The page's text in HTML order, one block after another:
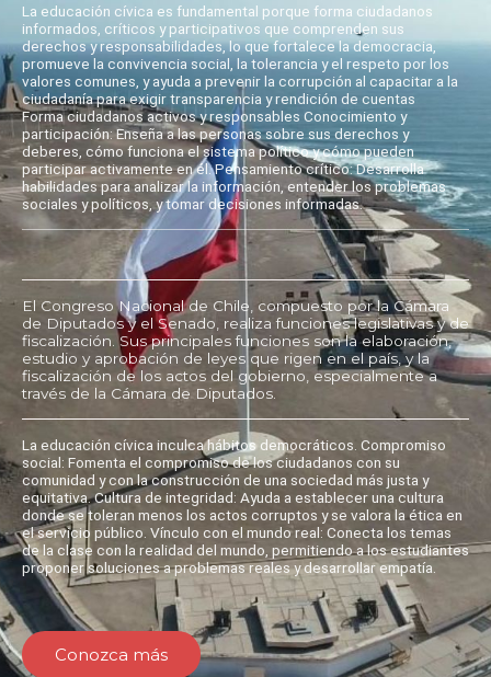
La educación cívica es fundamental porque forma ciudadanos
informados, críticos y participativos que comprenden sus
derechos y responsabilidades, lo que fortalece la democracia,
promueve la convivencia social, la tolerancia y el respeto por los
valores comunes, y ayuda a prevenir la corrupción al capacitar a la
ciudadanía para exigir transparencia y rendición de cuentas
Forma ciudadanos activos y responsables Conocimiento y
participación: Enseña a las personas sobre sus derechos y
deberes, cómo funciona el sistema político y cómo pueden
participar activamente en él. Pensamiento crítico: Desarrolla
habilidades para analizar la información, entender los problemas
sociales y políticos, y tomar decisiones informadas.
El Congreso Nacional de Chile, compuesto por la Cámara
de Diputados y el Senado, realiza funciones legislativas y de
fiscalización. Sus principales funciones son la elaboración,
estudio y aprobación de leyes que rigen en el país, y la
fiscalización de los actos del gobierno, especialmente a
través de la Cámara de Diputados.
La educación cívica inculca hábitos democráticos. Compromiso
social: Fomenta el compromiso de los ciudadanos con su
comunidad y con la construcción de una sociedad más justa y
equitativa. Cultura de integridad: Ayuda a establecer una cultura
donde se toleran menos los actos corruptos y se valora la ética en
el servicio público. Vínculo con el mundo real: Conecta los temas
de la clase con la realidad del mundo, permitiendo a los estudiantes
proponer soluciones a problemas reales y desarrollar empatía.
Conozca más